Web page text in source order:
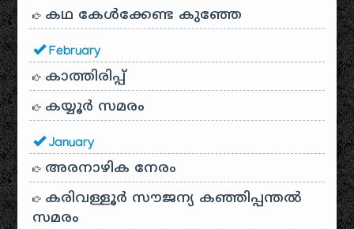
കഥ കേൾക്കേണ്ട കുഞ്ഞേ
February
കാത്തിരിപ്പ്
കയ്യൂർ സമരം
January
അരനാഴിക നേരം
കരിവള്ളൂർ സൗജന്യ കഞ്ഞിപ്പന്തൽ
സമരം